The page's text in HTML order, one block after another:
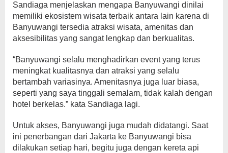
Sandiaga menjelaskan mengapa Banyuwangi dinilai
memiliki ekosistem wisata terbaik antara lain karena di
Banyuwangi tersedia atraksi wisata, amenitas dan
aksesibilitas yang sangat lengkap dan berkualitas.
“Banyuwangi selalu menghadirkan event yang terus
meningkat kualitasnya dan atraksi yang selalu
bertambah variasinya. Amenitasnya juga luar biasa,
seperti yang saya tinggali semalam, tidak kalah dengan
hotel berkelas.” kata Sandiaga lagi.
Untuk akses, Banyuwangi juga mudah didatangi. Saat
ini penerbangan dari Jakarta ke Banyuwangi bisa
dilakukan setiap hari, begitu juga dengan kereta api